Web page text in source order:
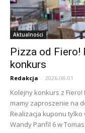
Aktualności
Pizza od Fiero!
konkurs
Redakcja - 2026-08-01
Kolejny konkurs z
mamy zaproszenie na
Realizacja kuponu tylko
Wandy Panfil 6 w